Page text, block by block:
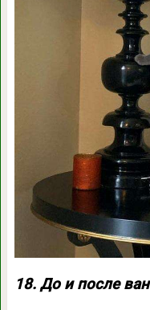
18. До и после